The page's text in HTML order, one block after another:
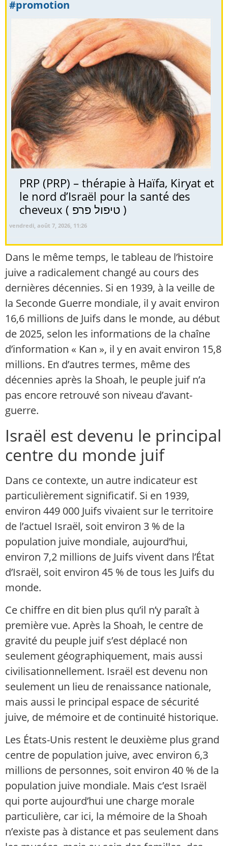
#promotion
PRP (PRP) – thérapie à Haïfa, Kiryat et
le nord d’Israël pour la santé des
cheveux ( טיפול פרפ )
vendredi, août 7, 2026, 11:26
Dans le même temps, le tableau de l’histoire
juive a radicalement changé au cours des
dernières décennies. Si en 1939, à la veille de
la Seconde Guerre mondiale, il y avait environ
16,6 millions de Juifs dans le monde, au début
de 2025, selon les informations de la chaîne
d’information « Kan », il y en avait environ 15,8
millions. En d’autres termes, même des
décennies après la Shoah, le peuple juif n’a
pas encore retrouvé son niveau d’avant-
guerre.
Israël est devenu le principal
centre du monde juif
Dans ce contexte, un autre indicateur est
particulièrement significatif. Si en 1939,
environ 449 000 Juifs vivaient sur le territoire
de l’actuel Israël, soit environ 3 % de la
population juive mondiale, aujourd’hui,
environ 7,2 millions de Juifs vivent dans l’État
d’Israël, soit environ 45 % de tous les Juifs du
monde.
Ce chiffre en dit bien plus qu’il n’y paraît à
première vue. Après la Shoah, le centre de
gravité du peuple juif s’est déplacé non
seulement géographiquement, mais aussi
civilisationnellement. Israël est devenu non
seulement un lieu de renaissance nationale,
mais aussi le principal espace de sécurité
juive, de mémoire et de continuité historique.
Les États-Unis restent le deuxième plus grand
centre de population juive, avec environ 6,3
millions de personnes, soit environ 40 % de la
population juive mondiale. Mais c’est Israël
qui porte aujourd’hui une charge morale
particulière, car ici, la mémoire de la Shoah
n’existe pas à distance et pas seulement dans